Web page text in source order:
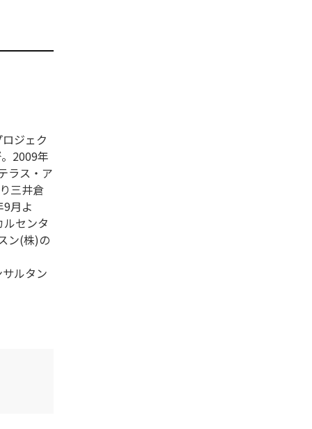
ジェク
2009年
ラス・ア
三井倉
月よ
センタ
ン(株)の
ルタン